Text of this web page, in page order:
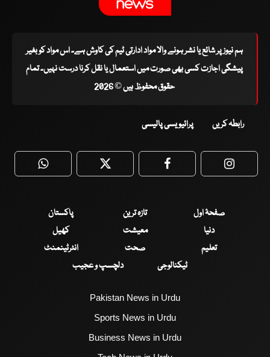
ہم نیوز پر شائع یا نشر ہونے والا مواد ادارتی ٹیم کی کاوش ہے۔ اس مواد کو بغیر
پیشگی اجازت کسی بھی صورت میں استعمال یا نقل کرنا درست نہیں۔ تمام
حقوق محفوظ ہیں © 2026
رابطہ کریں پرائیویسی پالیسی
WhatsApp Twitter Facebook
صفحۂ اول تازہ ترین
پاکستان
دنیا
معیشت
کھیل
تعلیم
صحت
انٹرٹینمنٹ
ٹیکنالوجی
دلچسپ و عجیب
Pakistan News in Urdu
Sports News in Urdu
Business News in Urdu